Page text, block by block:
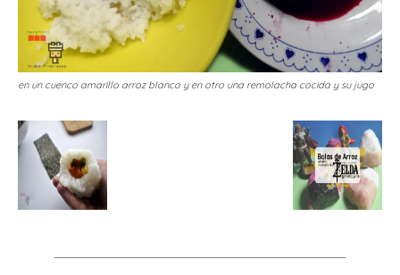
en un cuenco amarillo arroz blanco y en otro una remolacha cocida y su jugo